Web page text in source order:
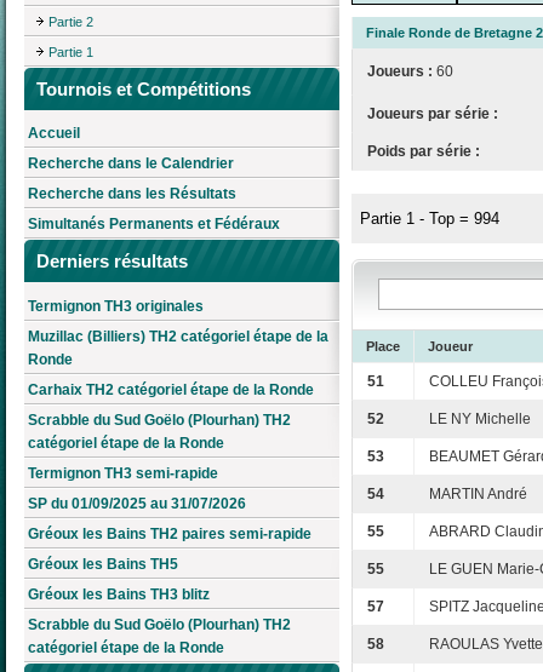
Partie 2
Partie 1
Tournois et Compétitions
Accueil
Recherche dans le Calendrier
Recherche dans les Résultats
Simultanés Permanents et Fédéraux
Derniers résultats
Termignon TH3 originales
Muzillac (Billiers) TH2 catégoriel étape de la
Ronde
Carhaix TH2 catégoriel étape de la Ronde
Scrabble du Sud Goëlo (Plourhan) TH2
catégoriel étape de la Ronde
Termignon TH3 semi-rapide
SP du 01/09/2025 au 31/07/2026
Gréoux les Bains TH2 paires semi-rapide
Gréoux les Bains TH5
Gréoux les Bains TH3 blitz
Scrabble du Sud Goëlo (Plourhan) TH2
catégoriel étape de la Ronde
Finale Ronde de Bretagne
Joueurs : 60
Joueurs par série :
Poids par série :
Partie 1 - Top = 994
Place Joueur
51 COLLEU
52 LE NY Michelle
53 BEAUMET
54 MARTIN André
55 ABRARD
55 LE GUEN
57 SPITZ
58 RAOULAS Yvette